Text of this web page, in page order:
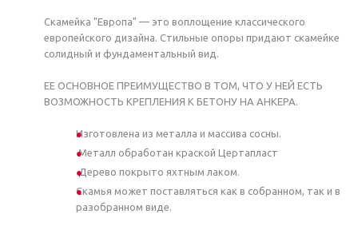
Скамейка "Европа" — это воплощение классического
европейского дизайна. Стильные опоры придают скамейке
солидный и фундаментальный вид.
ЕЕ ОСНОВНОЕ ПРЕИМУЩЕСТВО В ТОМ, ЧТО У НЕЙ ЕСТЬ
ВОЗМОЖНОСТЬ КРЕПЛЕНИЯ К БЕТОНУ НА АНКЕРА.
Изготовлена из металла и массива сосны.
Металл обработан краской Цертапласт
Дерево покрыто яхтным лаком.
Скамья может поставляться как в собранном, так и в
разобранном виде.